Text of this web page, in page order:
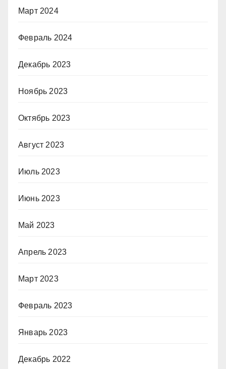
Март 2024
Февраль 2024
Декабрь 2023
Ноябрь 2023
Октябрь 2023
Август 2023
Июль 2023
Июнь 2023
Май 2023
Апрель 2023
Март 2023
Февраль 2023
Январь 2023
Декабрь 2022